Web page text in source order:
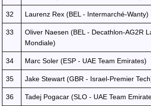
32 Laurenz Rex (BEL - Intermarché-Wanty)
33
Oliver Naesen (BEL - Decathlon-AG2R
Mondiale)
34 Marc Soler (ESP - UAE Team Emirates)
35 Jake Stewart (GBR - Israel-Premier
36 Tadej Pogacar (SLO - UAE Team